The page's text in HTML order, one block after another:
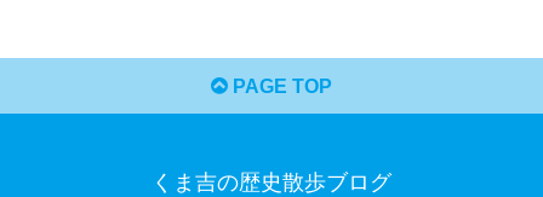
PAGE TOP
くま吉の歴史散歩ブログ